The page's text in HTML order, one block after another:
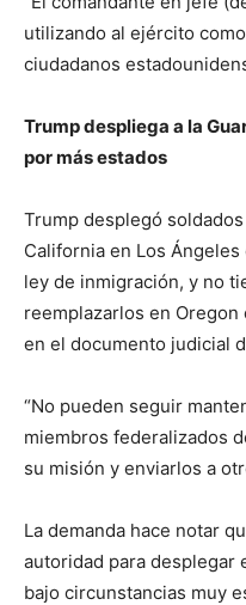
utilizando al ejército
ciudadanos
Trump despliega a la
por más estados
Trump desplegó
California en Los
ley de inmigración, y no
reemplazarlos en
en el documento judicial
“No pueden seguir
miembros federalizados
su misión y enviarlos a
La demanda hace notar
autoridad para desplegar
bajo circunstancias muy